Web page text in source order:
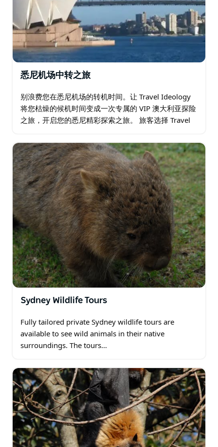
悉尼机场中转之旅
别浪费您在悉尼机场的转机时间。让 Travel Ideology
将您枯燥的候机时间变成一次专属的 VIP 澳大利亚探险
之旅，开启您的悉尼精彩探索之旅。 旅客选择 Travel
Sydney Wildlife Tours
Fully tailored private Sydney wildlife tours are
available to see wild animals in their native
surroundings. The tours…